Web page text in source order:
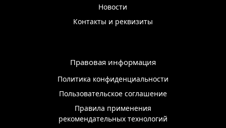
Новости
Контакты и реквизиты
Правовая информация
Политика конфиденциальности
Пользовательское соглашение
Правила применения
рекомендательных технологий